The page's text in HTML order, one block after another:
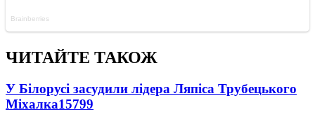
ЧИТАЙТЕ ТАКОЖ
У Білорусі засудили лідера Ляпіса Трубецького
Міхалка15799